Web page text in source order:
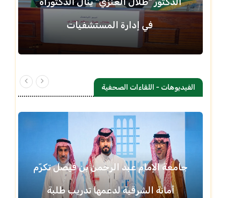
في إدارة المستشفيات
الفيديوهات - اللقاءات الصحفية
جامعة الإمام عبد الرحمن بن فيصل تكرّم
أمانة الشرقية لدعمها تدريب طلبة